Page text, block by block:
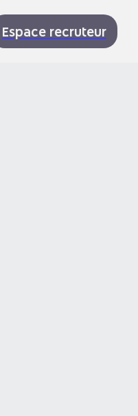
Espace recruteur